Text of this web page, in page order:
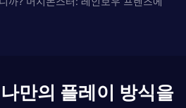
만의 플레이 방식을